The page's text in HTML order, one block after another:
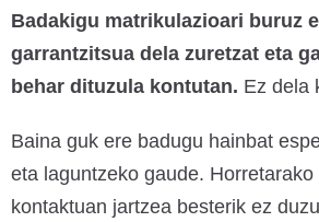
Badakigu matrikulazioari buruz
garrantzitsua dela zuretzat eta
behar dituzula kontutan. Ez dela
Baina guk ere badugu hainbat
eta laguntzeko gaude. Horretarako
kontaktuan jartzea besterik ez